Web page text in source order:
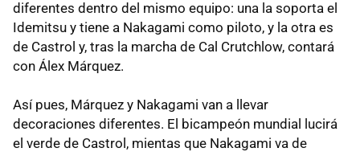
diferentes dentro del mismo equipo: una la soporta el
Idemitsu y tiene a Nakagami como piloto, y la otra es
de Castrol y, tras la marcha de Cal Crutchlow, contará
con Álex Márquez.
Así pues, Márquez y Nakagami van a llevar
decoraciones diferentes. El bicampeón mundial lucirá
el verde de Castrol, mientas que Nakagami va de